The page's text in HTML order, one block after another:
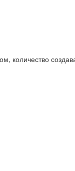
количество